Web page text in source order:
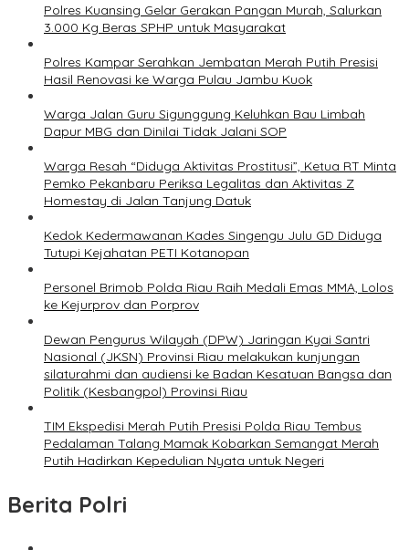
Polres Kuansing Gelar Gerakan Pangan Murah, Salurkan
3.000 Kg Beras SPHP untuk Masyarakat
Polres Kampar Serahkan Jembatan Merah Putih Presisi
Hasil Renovasi ke Warga Pulau Jambu Kuok
Warga Jalan Guru Sigunggung Keluhkan Bau Limbah
Dapur MBG dan Dinilai Tidak Jalani SOP
Warga Resah “Diduga Aktivitas Prostitusi”, Ketua RT Minta
Pemko Pekanbaru Periksa Legalitas dan Aktivitas Z
Homestay di Jalan Tanjung Datuk
Kedok Kedermawanan Kades Singengu Julu GD Diduga
Tutupi Kejahatan PETI Kotanopan
Personel Brimob Polda Riau Raih Medali Emas MMA, Lolos
ke Kejurprov dan Porprov
Dewan Pengurus Wilayah (DPW) Jaringan Kyai Santri
Nasional (JKSN) Provinsi Riau melakukan kunjungan
silaturahmi dan audiensi ke Badan Kesatuan Bangsa dan
Politik (Kesbangpol) Provinsi Riau
TIM Ekspedisi Merah Putih Presisi Polda Riau Tembus
Pedalaman Talang Mamak Kobarkan Semangat Merah
Putih Hadirkan Kepedulian Nyata untuk Negeri
Berita Polri